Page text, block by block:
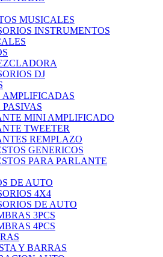
MUSICALES
INSTRUMENTOS
DJ
AMPLIFICADAS
PASIVAS
MINI AMPLIFICADO
TWEETER
REMPLAZO
GENERICOS
PARA PARLANTE
DE AUTO
4X4
DE AUTO
3PCS
4PCS
Y BARRAS